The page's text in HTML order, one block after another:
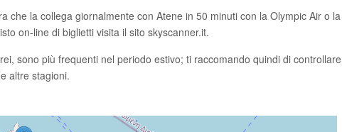
che la collega giornalmente con Atene in 50 minuti con la Olympic Air o la
on-line di biglietti visita il sito skyscanner.it.
sono più frequenti nel periodo estivo; ti raccomando quindi di controllare
altre stagioni.